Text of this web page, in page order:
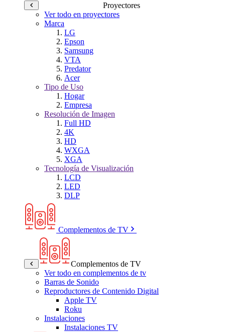
Proyectores
Ver todo en proyectores
Marca
LG
Epson
Samsung
VTA
Predator
Acer
Tipo de Uso
Hogar
Empresa
Resolución de Imagen
Full HD
4K
HD
WXGA
XGA
Tecnología de Visualización
LCD
LED
DLP
Complementos de TV
Complementos de TV
Ver todo en complementos de tv
Barras de Sonido
Reproductores de Contenido Digital
Apple TV
Roku
Instalaciones
Instalaciones TV